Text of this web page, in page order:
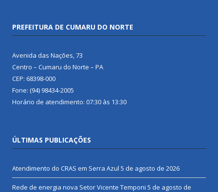
PREFEITURA DE CUMARU DO NORTE
Avenida das Nações, 73
Centro – Cumaru do Norte – PA
CEP: 68398-000
Fone: (94) 98434-2005
Horário de atendimento: 07:30 às 13:30
ÚLTIMAS PUBLICAÇÕES
Atendimento do CRAS em Serra Azul 5 de agosto de 2026
Rede de energia nova Setor Vicente Temponi 5 de agosto de